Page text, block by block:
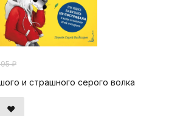
₽
и страшного серого волка